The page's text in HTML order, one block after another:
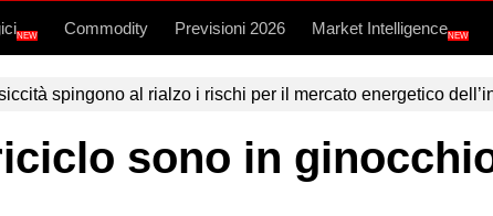
NEW Commodity Previsioni 2026 Market IntelligenceNEW
spingono al rialzo i rischi per il mercato energetico
sono in